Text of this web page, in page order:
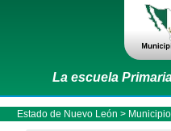
La escuela
Estado de Nuevo León >